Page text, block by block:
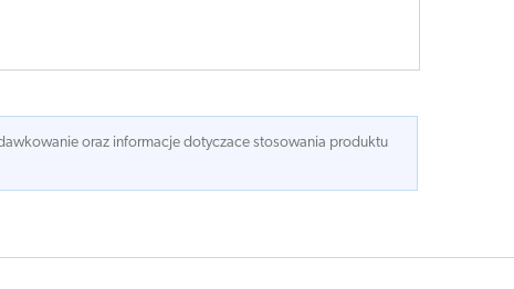
oraz informacje dotyczace stosowania produktu